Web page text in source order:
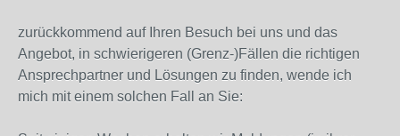
zurückkommend auf Ihren Besuch bei uns und das
Angebot, in schwierigeren (Grenz-)Fällen die richtigen
Ansprechpartner und Lösungen zu finden, wende ich
mich mit einem solchen Fall an Sie: